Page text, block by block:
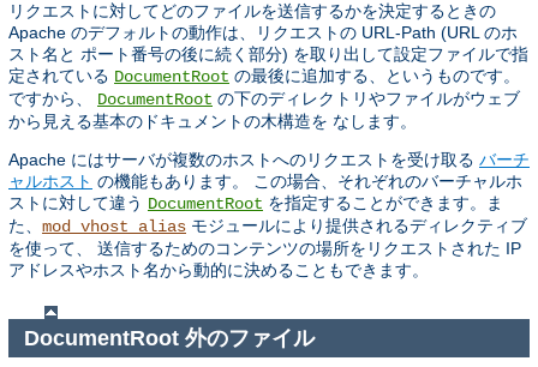
リクエストに対してどのファイルを送信するかを決定するときの
Apache のデフォルトの動作は、リクエストの URL-Path (URL のホ
スト名と ポート番号の後に続く部分) を取り出して設定ファイルで指
定されている DocumentRoot の最後に追加する、というものです。
ですから、 DocumentRoot の下のディレクトリやファイルがウェブ
から見える基本のドキュメントの木構造を なします。
Apache にはサーバが複数のホストへのリクエストを受け取る バーチ
ャルホスト の機能もあります。 この場合、それぞれのバーチャルホ
ストに対して違う DocumentRoot を指定することができます。ま
た、 mod_vhost_alias モジュールにより提供されるディレクティブ
を使って、 送信するためのコンテンツの場所をリクエストされた IP
アドレスやホスト名から動的に決めることもできます。
DocumentRoot 外のファイル